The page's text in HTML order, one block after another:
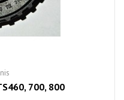
700, 800